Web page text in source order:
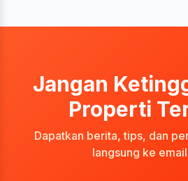
Jangan
Properti
Dapatkan berita, tips, dan
langsung ke